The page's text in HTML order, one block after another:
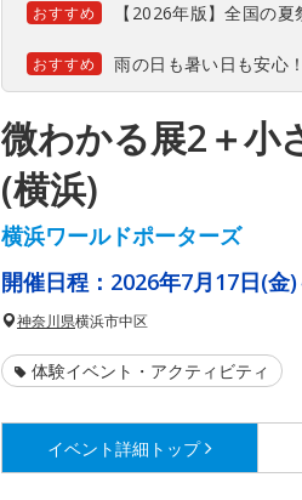
おすすめ 【2026年版】全国の
おすすめ 雨の日も暑い日も安心
微わかる展2＋小
(横浜)
横浜ワールドポーターズ
開催日程： 2026年7月17日(金
神奈川県横浜市中区
体験イベント・アクティビティ
イベント詳細 トップ